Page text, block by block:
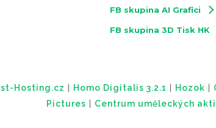
FB skupina AI Grafici
FB skupina 3D Tisk HK
Hosting.cz Homo Digitalis 3.2.1 Hozok
Pictures
Centrum uměleckých